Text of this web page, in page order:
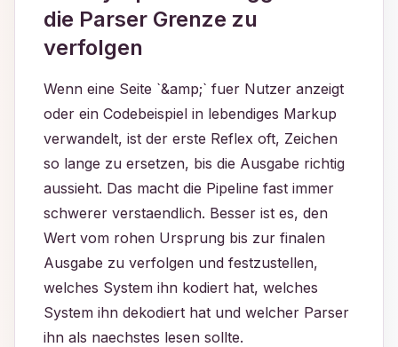
die Parser Grenze zu
verfolgen
Wenn eine Seite `&amp;` fuer Nutzer anzeigt
oder ein Codebeispiel in lebendiges Markup
verwandelt, ist der erste Reflex oft, Zeichen
so lange zu ersetzen, bis die Ausgabe richtig
aussieht. Das macht die Pipeline fast immer
schwerer verstaendlich. Besser ist es, den
Wert vom rohen Ursprung bis zur finalen
Ausgabe zu verfolgen und festzustellen,
welches System ihn kodiert hat, welches
System ihn dekodiert hat und welcher Parser
ihn als naechstes lesen sollte.